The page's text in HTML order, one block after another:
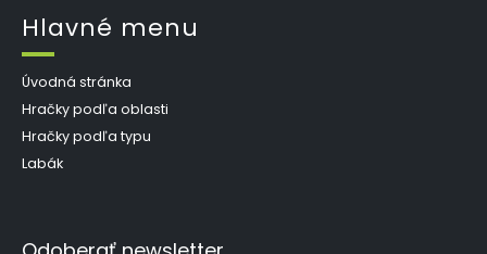
Hlavné menu
Úvodná stránka
Hračky podľa oblasti
Hračky podľa typu
Labák